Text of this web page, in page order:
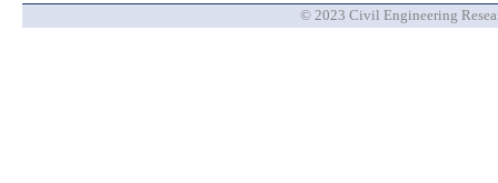
© 2023 Civil Engineering